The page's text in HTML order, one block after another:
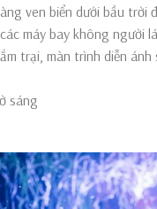
ven biển dưới bầu trời
máy bay không người
trại, màn trình diễn
sáng